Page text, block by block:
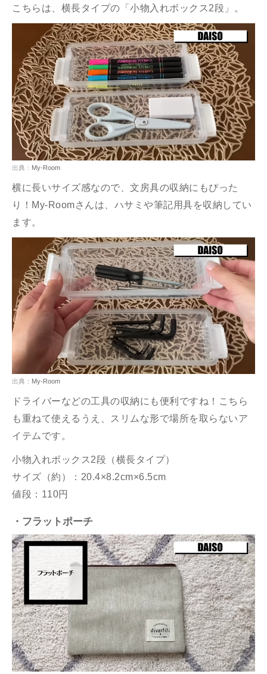
こちらは、横長タイプの「小物入れボックス2段」。
出典： My-Room
横に長いサイズ感なので、文房具の収納にもぴった
り！My-Roomさんは、ハサミや筆記用具を収納してい
ます。
出典： My-Room
ドライバーなどの工具の収納にも便利ですね！こちら
も重ねて使えるうえ、スリムな形で場所を取らないア
イテムです。
小物入れボックス2段（横長タイプ）
サイズ（約）：20.4×8.2cm×6.5cm
値段：110円
・フラットポーチ